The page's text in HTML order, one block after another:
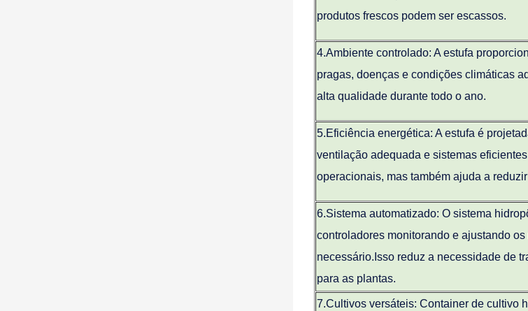
produtos frescos podem ser escassos.
4.Ambiente controlado: A estufa
pragas, doenças e condições climáticas
alta qualidade durante todo o ano.
5.Eficiência energética: A estufa é
ventilação adequada e sistemas
operacionais, mas também ajuda a
6.Sistema automatizado: O sistema
controladores monitorando e ajustando
necessário.Isso reduz a necessidade de
para as plantas.
7.Cultivos versáteis: Container de cultivo